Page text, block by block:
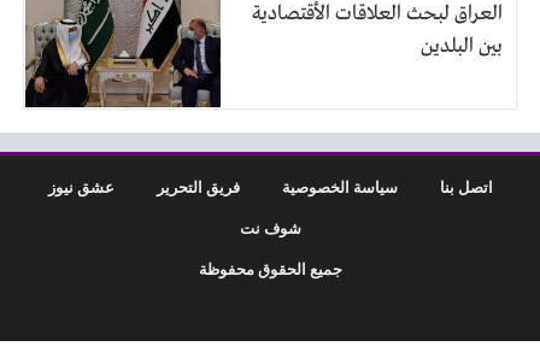
العراق لبحث العلاقات الأقتصادية
بين البلدين
اتصل بنا سياسة الخصوصية فريق التحرير عشق نيوز
شوف نت
جميع الحقوق محفوظة